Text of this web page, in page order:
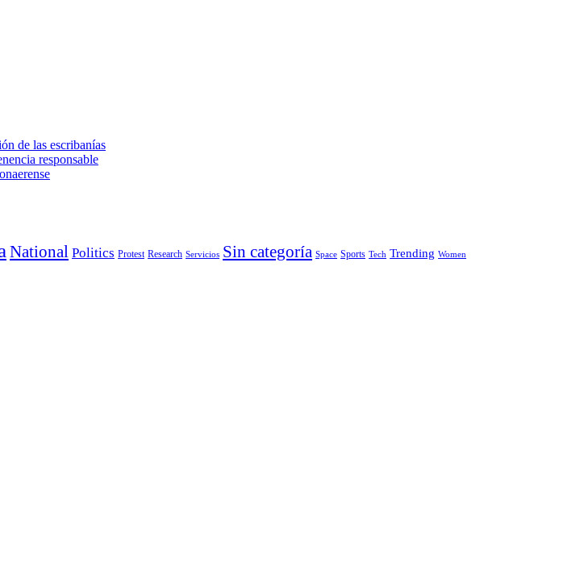
de las escribanías
responsable
National Politics Protest Research Servicios Sin categoría Space Sports Tech Trending Women